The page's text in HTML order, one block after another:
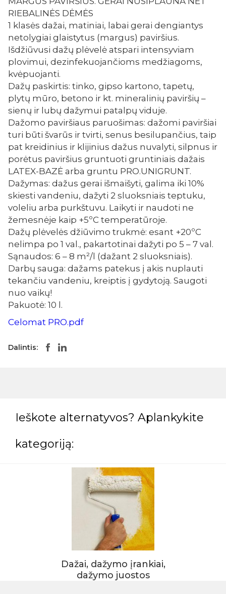
RIEBALINĖS DĖMĖS
1 klasės dažai, matiniai, labai gerai dengiantys
netolygiai glaistytus (margus) paviršius.
Išdžiūvusi dažų plėvelė atspari intensyviam
plovimui, dezinfekuojančioms medžiagoms,
kvėpuojanti.
Dažų paskirtis: tinko, gipso kartono, tapetų,
plytų mūro, betono ir kt. mineralinių paviršių –
sienų ir lubų dažymui patalpų viduje.
Dažomo paviršiaus paruošimas: dažomi paviršiai
turi būti švarūs ir tvirti, senus besilupančius, taip
pat kreidinius ir klijinius dažus nuvalyti, silpnus ir
porėtus paviršius gruntuoti gruntiniais dažais
LATEX-BAZĖ arba gruntu PRO.UNIGRUNT.
Dažymas: dažus gerai išmaišyti, galima iki 10%
skiesti vandeniu, dažyti 2 sluoksniais teptuku,
voleliu arba purkštuvu. Laikyti ir naudoti ne
žemesnėje kaip +5ºC temperatūroje.
Dažų plėvelės džiūvimo trukmė: esant +20ºC
nelimpa po 1 val., pakartotinai dažyti po 5 – 7 val.
Sąnaudos: 6 – 8 m²/l (dažant 2 sluoksniais).
Darbų sauga: dažams patekus į akis nuplauti
tekančiu vandeniu, kreiptis į gydytoją. Saugoti
nuo vaikų!
Pakuotė: 10 l.
Celomat PRO.pdf
Dalintis:
Ieškote alternatyvos? Aplankykite
kategoriją:
Dažai, dažymo įrankiai,
dažymo juostos